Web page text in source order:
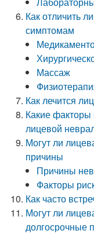
Как отличить
симптомам
Массаж
Как лечится
Какие факторы
лицевой
Могут ли
причины
Причины
Факторы
Как часто
Могут ли
долгосрочные